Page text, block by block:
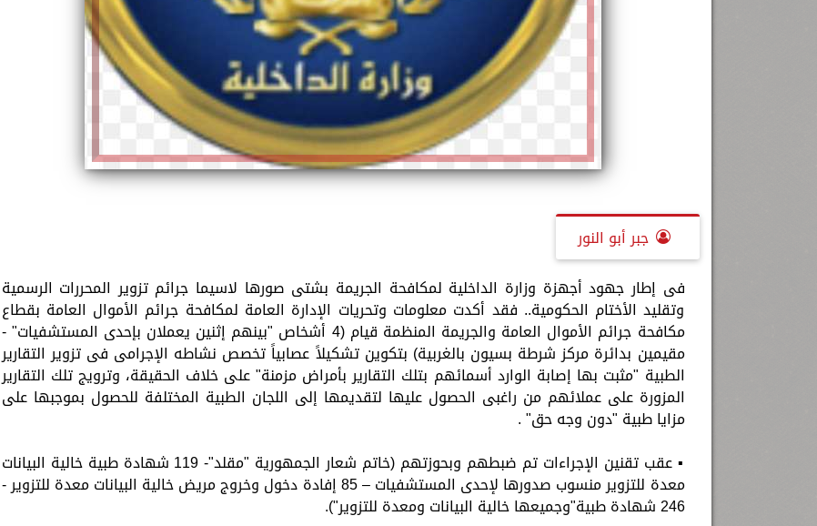
جبر أبو النور
فى إطار جهود أجهزة وزارة الداخلية لمكافحة الجريمة بشتى صورها لاسيما جرائم تزوير المحررات الرسمية
وتقليد الأختام الحكومية.. فقد أكدت معلومات وتحريات الإدارة العامة لمكافحة جرائم الأموال العامة بقطاع
مكافحة جرائم الأموال العامة والجريمة المنظمة قيام (4 أشخاص "بينهم إثنين يعملان بإحدى المستشفيات" -
مقيمين بدائرة مركز شرطة بسيون بالغربية) بتكوين تشكيلاً عصابياً تخصص نشاطه الإجرامى فى تزوير التقارير
الطبية "مثبت بها إصابة الوارد أسمائهم بتلك التقارير بأمراض مزمنة" على خلاف الحقيقة، وترويج تلك التقارير
المزورة على عملائهم من راغبى الحصول عليها لتقديمها إلى اللجان الطبية المختلفة للحصول بموجبها على
مزايا طبية "دون وجه حق" .
▪ عقب تقنين الإجراءات تم ضبطهم وبحوزتهم (خاتم شعار الجمهورية "مقلد"- 119 شهادة طبية خالية البيانات
معدة للتزوير منسوب صدورها لإحدى المستشفيات – 85 إفادة دخول وخروج مريض خالية البيانات معدة للتزوير -
246 شهادة طبية"وجميعها خالية البيانات ومعدة للتزوير").